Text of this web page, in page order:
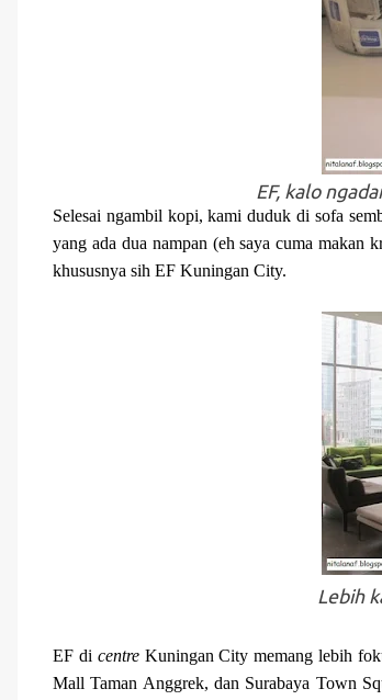
EF, kalo
Selesai ngambil kopi, kami duduk di sofa
yang ada dua nampan (eh saya cuma makan
khususnya sih EF Kuningan City.
Lebih
EF di centre Kuningan City memang lebih
Mall Taman Anggrek, dan Surabaya Town